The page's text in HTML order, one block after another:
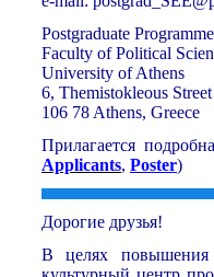
Postgraduate
Faculty of Political
University of Athens
6, Themistokleous Street
106 78 Athens, Greece
Прилагается
Applicants, Poster)
Дорогие друзья!
В целях повышения